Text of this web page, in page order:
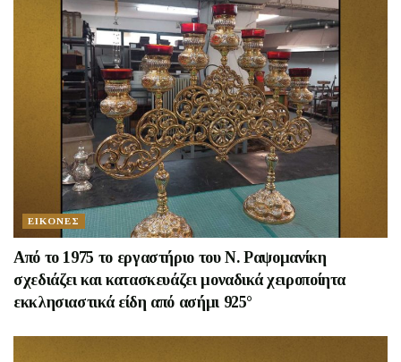
ΕΙΚΟΝΕΣ
Aπό το 1975 το εργαστήριο του Ν. Ραψομανίκη
σχεδιάζει και κατασκευάζει μοναδικά χειροποίητα
εκκλησιαστικά είδη από ασήμι 925°